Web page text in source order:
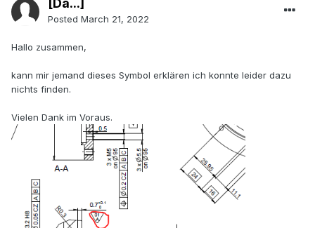
[Da...]
Posted March 21, 2022
Hallo zusammen,
kann mir jemand dieses Symbol erklären ich konnte leider dazu
nichts finden.
Vielen Dank im Voraus.